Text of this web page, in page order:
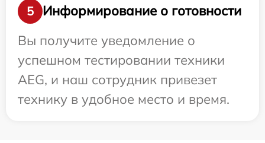
5
Информирование о готовности
Вы получите уведомление о
успешном тестировании техники
AEG, и наш сотрудник привезет
технику в удобное место и время.